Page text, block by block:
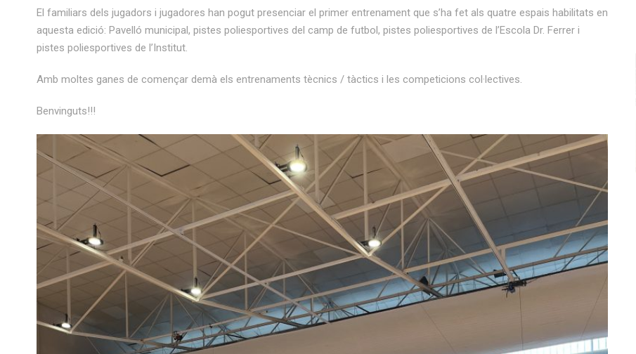
El familiars dels jugadors i jugadores han pogut presenciar el primer entrenament que s’ha fet als quatre espais habilitats en
aquesta edició: Pavelló municipal, pistes poliesportives del camp de futbol, pistes poliesportives de l’Escola Dr. Ferrer i
pistes poliesportives de l’Institut.
Amb moltes ganes de començar demà els entrenaments tècnics / tàctics i les competicions col·lectives.
Benvinguts!!!